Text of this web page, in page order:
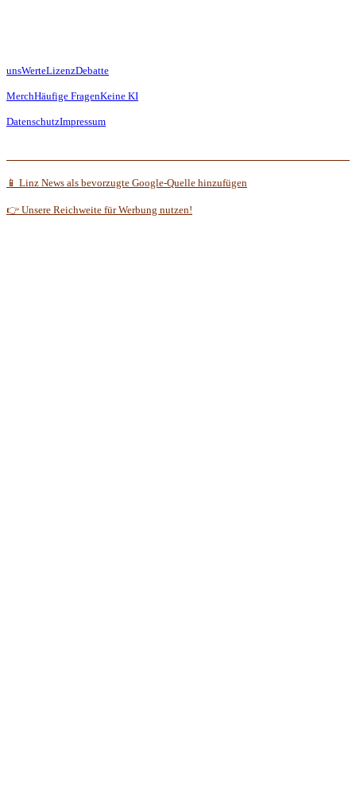
unsWerteLizenzDebatte
MerchHäufige FragenKeine KI
DatenschutzImpressum
📱 Linz News als bevorzugte Google-Quelle hinzufügen
👉 Unsere Reichweite für Werbung nutzen!